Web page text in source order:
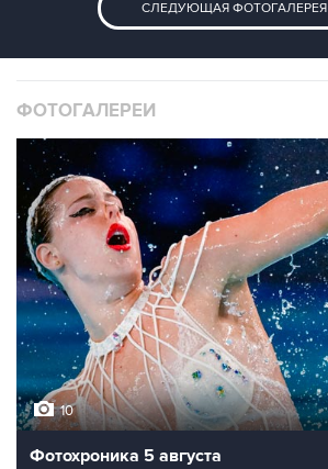
СЛЕДУЮЩАЯ ФОТОГАЛЕРЕЯ
ФОТОГАЛЕРЕИ
10
Фотохроника 5 августа